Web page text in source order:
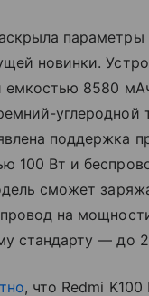
параметры
новинки.
емкостью 8580
углеродной
поддержка
100 Вт и
сможет
на
стандарту — до
, что Redmi K100